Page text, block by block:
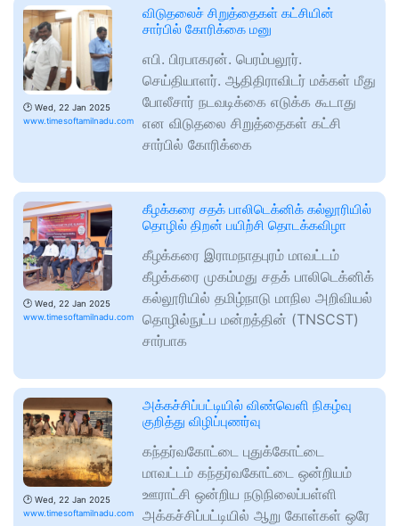
🕑 Wed, 22 Jan 2025
www.timesoftamilnadu.com
விடுதலைச் சிறுத்தைகள் கட்சியின்
சார்பில் கோரிக்கை மனு
எபி. பிரபாகரன். பெரம்பலூர்.
செய்தியாளர். ஆதிதிராவிடர் மக்கள் மீது
போலீசார் நடவடிக்கை எடுக்க கூடாது
என விடுதலை சிறுத்தைகள் கட்சி
சார்பில் கோரிக்கை
🕑 Wed, 22 Jan 2025
www.timesoftamilnadu.com
கீழக்கரை சதக் பாலிடெக்னிக் கல்லூரியில்
தொழில் திறன் பயிற்சி தொடக்கவிழா
கீழக்கரை இராமநாதபுரம் மாவட்டம்
கீழக்கரை முகம்மது சதக் பாலிடெக்னிக்
கல்லூரியில் தமிழ்நாடு மாநில அறிவியல்
தொழில்நுட்ப மன்றத்தின் (TNSCST)
சார்பாக
🕑 Wed, 22 Jan 2025
www.timesoftamilnadu.com
அக்கச்சிப்பட்டியில் விண்வெளி நிகழ்வு
குறித்து விழிப்புணர்வு
கந்தர்வகோட்டை புதுக்கோட்டை
மாவட்டம் கந்தர்வகோட்டை ஒன்றியம்
ஊராட்சி ஒன்றிய நடுநிலைப்பள்ளி
அக்கச்சிப்பட்டியில் ஆறு கோள்கள் ஒரே